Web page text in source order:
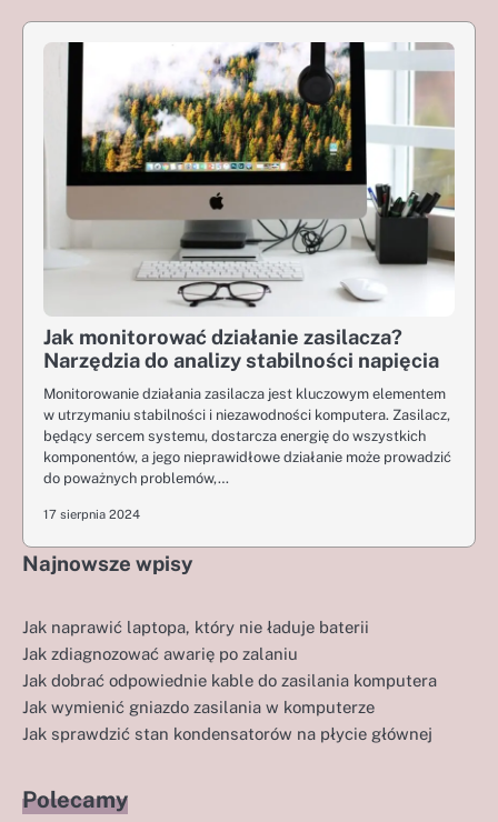
Jak monitorować działanie zasilacza?
Narzędzia do analizy stabilności napięcia
Monitorowanie działania zasilacza jest kluczowym elementem
w utrzymaniu stabilności i niezawodności komputera. Zasilacz,
będący sercem systemu, dostarcza energię do wszystkich
komponentów, a jego nieprawidłowe działanie może prowadzić
do poważnych problemów,…
17 sierpnia 2024
Najnowsze wpisy
Jak naprawić laptopa, który nie ładuje baterii
Jak zdiagnozować awarię po zalaniu
Jak dobrać odpowiednie kable do zasilania komputera
Jak wymienić gniazdo zasilania w komputerze
Jak sprawdzić stan kondensatorów na płycie głównej
Polecamy